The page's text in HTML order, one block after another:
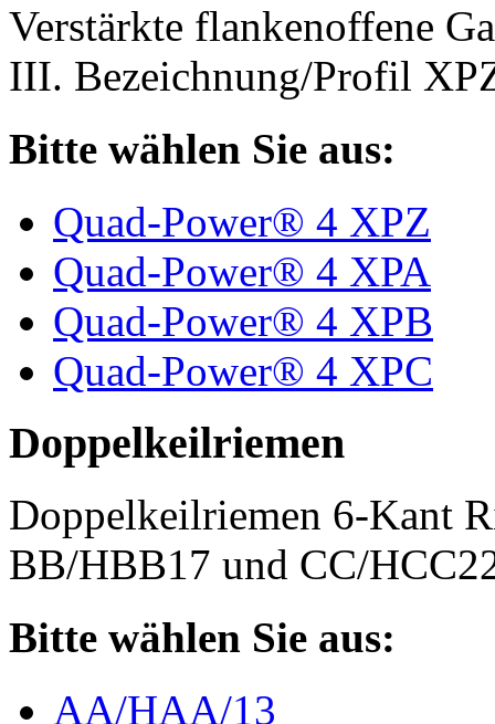
Verstärkte flankenoffene
III. Bezeichnung/Profil
Bitte wählen Sie aus:
Quad-Power® 4 XPZ
Quad-Power® 4 XPA
Quad-Power® 4 XPB
Quad-Power® 4 XPC
Doppelkeilriemen
Doppelkeilriemen 6-Kant
BB/HBB17 und CC/
Bitte wählen Sie aus:
AA/HAA/13